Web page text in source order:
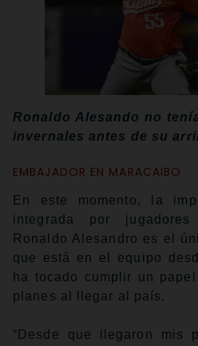
Ronaldo Alesando no
invernales antes de su
EMBAJADOR EN MARACAIBO
En este momento, la
integrada por jugadores
Ronaldo Alesandro es el
que está en el equipo
ha tocado cumplir un
planes al llegar al país.
“Desde que llegaron mis